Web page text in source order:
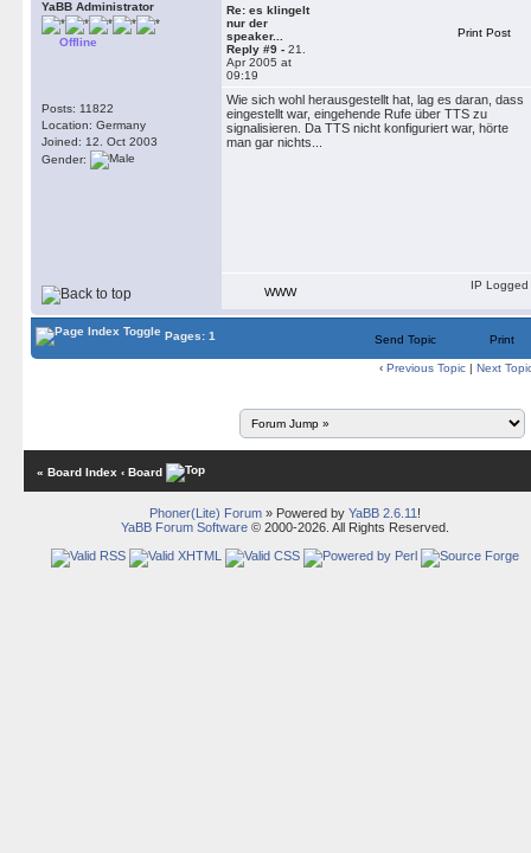
YaBB Administrator
Offline
Posts: 11822
Location: Germany
Joined: 12. Oct 2003
Gender:
Re: es klingelt
nur der
speaker...
Reply #9 - 21.
Apr 2005 at
09:19
Print Post
Wie sich wohl herausgestellt hat, lag es daran, dass
eingestellt war, eingehende Rufe über TTS zu
signalisieren. Da TTS nicht konfiguriert war, hörte
man gar nichts...
WWW
IP Logged
Pages: 1 Send Topic Print
‹ Previous Topic | Next
« Board Index ‹ Board
Phoner(Lite) Forum» Powered by YaBB 2.6.11 !
YaBB Forum Software© 2000-2026. All Rights Reserved.